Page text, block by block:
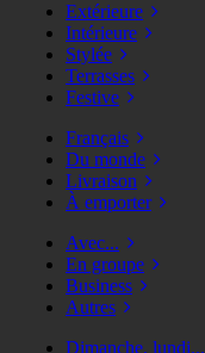
Extérieure
Intérieure
Stylée
Terrasses
Festive
Français
Du monde
Livraison
À emporter
Avec...
En groupe
Business
Autres
Dimanche, lundi...